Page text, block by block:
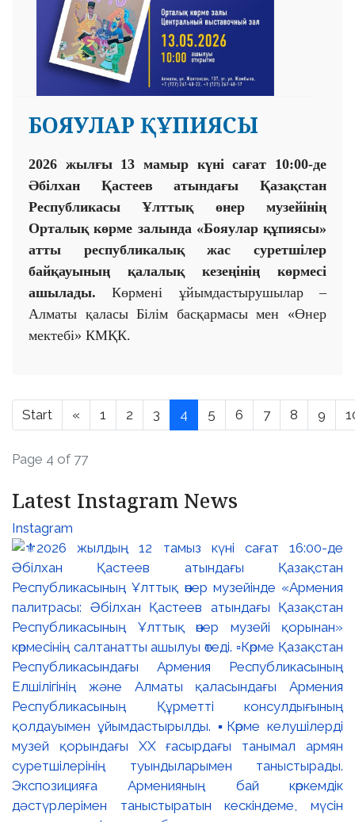
БОЯУЛАР ҚҰПИЯСЫ
2026 жылғы 13 мамыр күні сағат 10:00-де
Әбілхан Қастеев атындағы Қазақстан
Республикасы Ұлттық өнер музейінің
Орталық көрме залында «Бояулар құпиясы»
атты республикалық жас суретшілер
байқауының қалалық кезеңінің көрмесі
ашылады. Көрмені ұйымдастырушылар –
Алматы қаласы Білім басқармасы мен «Өнер
мектебі» КМҚК.
Start « 1 2 3 4 5 6 7 8 9
Page 4 of 77
Latest Instagram News
Instagram